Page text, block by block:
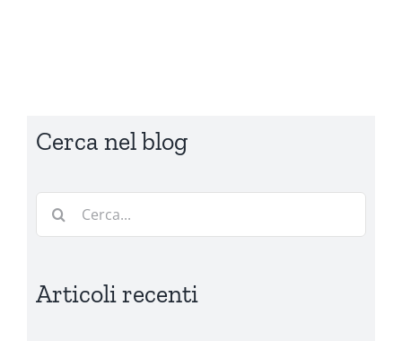
Cerca nel blog
Cerca
Articoli recenti